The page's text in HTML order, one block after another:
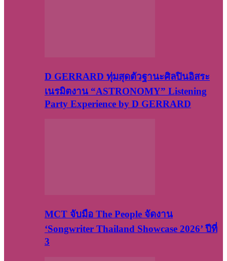
D GERRARD ทุ่มสุดตัวฐานะศิลปินอิสระ
เนรมิตงาน “ASTRONOMY” Listening
Party Experience by D GERRARD
MCT จับมือ The People จัดงาน
‘Songwriter Thailand Showcase 2026’ ปีที่
3